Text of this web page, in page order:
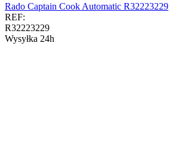
Rado Captain Cook Automatic R32223229
REF:
R32223229
Wysyłka 24h